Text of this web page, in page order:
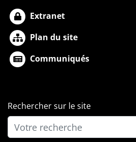
Extranet
Plan du site
Communiqués
Rechercher sur le site